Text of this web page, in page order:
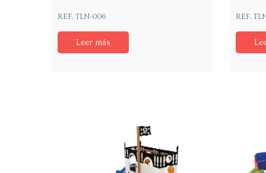
REF. TLN-006
Leer más
REF.